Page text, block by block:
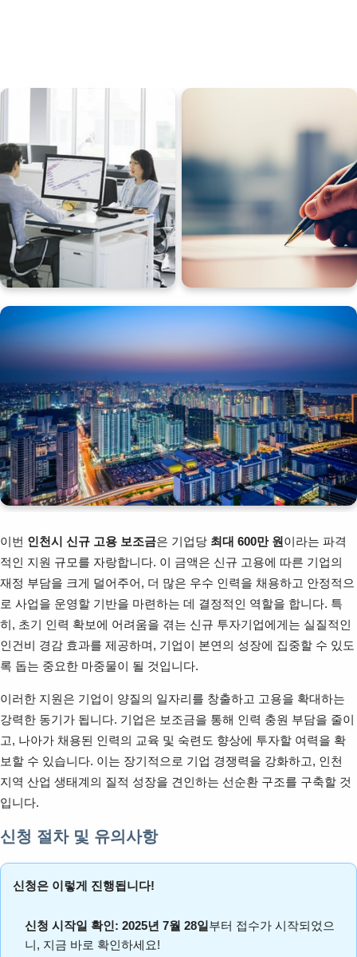
이번 인천시 신규 고용 보조금은 기업당 최대 600만 원이라는 파격
적인 지원 규모를 자랑합니다. 이 금액은 신규 고용에 따른 기업의
재정 부담을 크게 덜어주어, 더 많은 우수 인력을 채용하고 안정적으
로 사업을 운영할 기반을 마련하는 데 결정적인 역할을 합니다. 특
히, 초기 인력 확보에 어려움을 겪는 신규 투자기업에게는 실질적인
인건비 경감 효과를 제공하며, 기업이 본연의 성장에 집중할 수 있도
록 돕는 중요한 마중물이 될 것입니다.
이러한 지원은 기업이 양질의 일자리를 창출하고 고용을 확대하는
강력한 동기가 됩니다. 기업은 보조금을 통해 인력 충원 부담을 줄이
고, 나아가 채용된 인력의 교육 및 숙련도 향상에 투자할 여력을 확
보할 수 있습니다. 이는 장기적으로 기업 경쟁력을 강화하고, 인천
지역 산업 생태계의 질적 성장을 견인하는 선순환 구조를 구축할 것
입니다.
신청 절차 및 유의사항
신청은 이렇게 진행됩니다!
신청 시작일 확인: 2025년 7월 28일부터 접수가 시작되었으
니, 지금 바로 확인하세요!